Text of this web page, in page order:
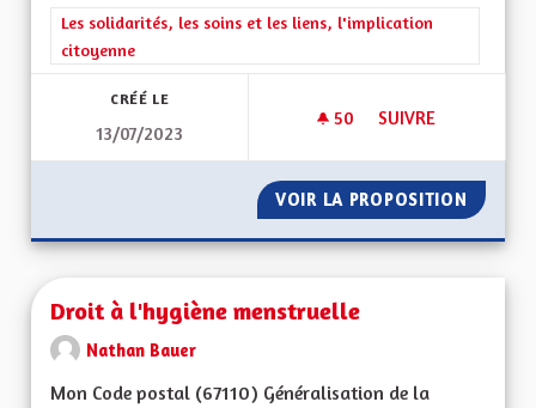
Filtrer les résultats de la catégorie : Les solidarités, les soins
Les solidarités, les soins et les liens, l'implication
citoyenne
CRÉÉ LE
13/07/2023
50 50 ABONNÉS
SUIVRE
VOIR LA PROPOSITION
Droit à l'hygiène menstruelle
Nathan Bauer
Mon Code postal (67110) Généralisation de la